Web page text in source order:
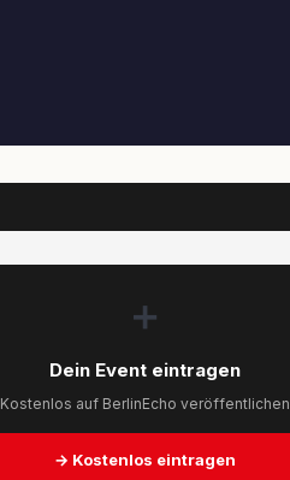
➕
Dein Event eintragen
Kostenlos auf BerlinEcho veröffentlichen
→ Kostenlos eintragen